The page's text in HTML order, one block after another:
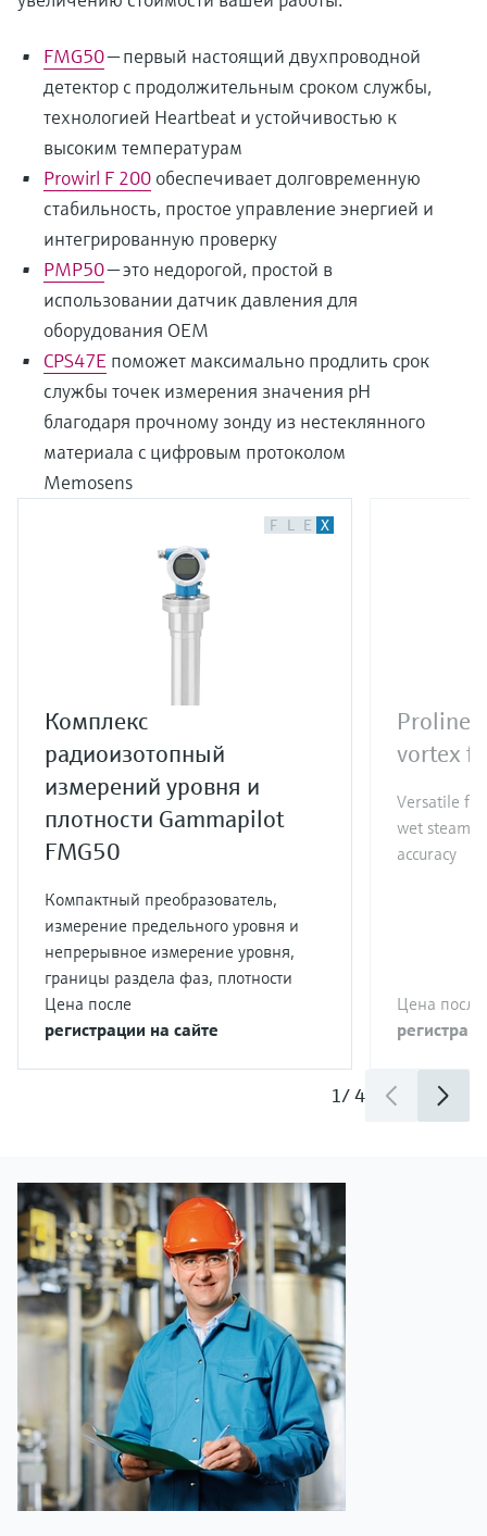
FMG50— первый настоящий двухпроводной
детектор с продолжительным сроком службы,
технологией Heartbeat и устойчивостью к
высоким температурам
Prowirl F 200 обеспечивает долговременную
стабильность, простое управление энергией и
интегрированную проверку
PMP50— это недорогой, простой в
использовании датчик давления для
оборудования OEM
CPS47E поможет максимально продлить срок
службы точек измерения значения pH
благодаря прочному зонду из нестеклянного
материала с цифровым протоколом
Memosens
F L E X
Комплекс
радиоизотопный
измерений уровня и
плотности Gammapilot
FMG50
Компактный преобразователь,
измерение предельного уровня и
непрерывное измерение уровня,
границы раздела фаз, плотности
Цена после
регистрации на сайте
Proline
vortex
Versatile
wet steam
accuracy
Цена после
1/4